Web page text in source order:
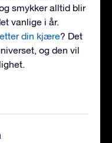
smykker alltid blir
vanlige i år.
din kjære? Det
og den vil